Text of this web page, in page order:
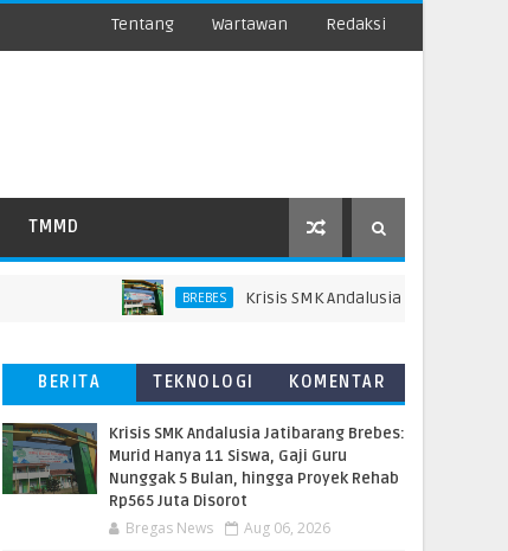
Tentang Wartawan Redaksi
TMMD
BREBES Krisis SMK Andalusia Jatibarang Brebes:
BERITA
TERBARU
TEKNOLOGI
KOMENTAR
Krisis SMK Andalusia Jatibarang Brebes:
Murid Hanya 11 Siswa, Gaji Guru
Nunggak 5 Bulan, hingga Proyek Rehab
Rp565 Juta Disorot
Bregas News Aug 06, 2026